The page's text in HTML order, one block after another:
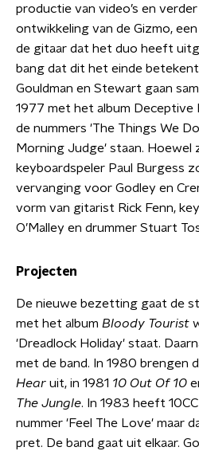
productie van video’s en
ontwikkeling van de Gizmo,
de gitaar dat het duo heeft
bang dat dit het einde betekent
Gouldman en Stewart gaan
1977 met het album Deceptive
de nummers 'The Things We
Morning Judge' staan. Hoewel
keyboardspeler Paul Burgess
vervanging voor Godley en
vorm van gitarist Rick Fenn,
O’Malley en drummer Stuart
Projecten
De nieuwe bezetting gaat de
met het album Bloody Tourist
'Dreadlock Holiday' staat.
met de band. In 1980 brengen
Hear uit, in 1981 10 Out Of 10
The Jungle. In 1983 heeft
nummer 'Feel The Love' maar
pret. De band gaat uit elkaar.